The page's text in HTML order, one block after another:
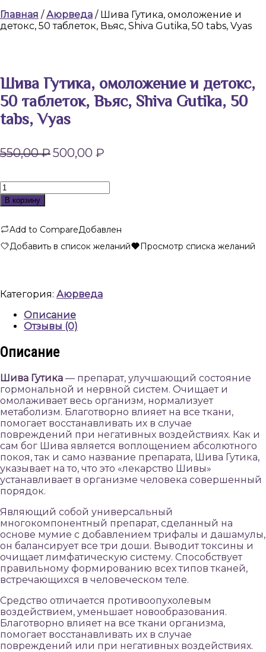
КНОПКА
ЗАКРЫТЬ
Главная /Аюрведа / Шива Гутика, омоложение и
детокс, 50 таблеток, Вьяс, Shiva Gutika, 50 tabs, Vyas
Шива Гутика, омоложение и детокс,
50 таблеток, Вьяс, Shiva Gutika, 50
tabs, Vyas
550,00₽ Первоначальная
цена
550,00 ₽.
500,00 ₽
Количество
товара
Шива
омоложение
и
детокс,
Вьяс,
Shiva
Gutika,
Vyas
В корзину
Add to CompareДобавлен
Добавить в список желаний
Просмотр списка желаний
Категория: Аюрведа
Описание
Отзывы (0)
Описание
Шива Гутика — препарат, улучшающий состояние
гормональной и нервной систем. Очищает и
омолаживает весь организм, нормализует
метаболизм. Благотворно влияет на все ткани,
помогает восстанавливать их в случае
повреждений при негативных воздействиях. Как и
сам бог Шива является воплощением абсолютного
покоя, так и само название препарата, Шива Гутика,
указывает на то, что это «лекарство Шивы»
устанавливает в организме человека совершенный
порядок.
Являющий собой универсальный
многокомпонентный препарат, сделанный на
основе мумие с добавлением трифалы и дашамулы,
он балансирует все три доши. Выводит токсины и
очищает лимфатическую систему. Способствует
правильному формированию всех типов тканей,
встречающихся в человеческом теле.
Средство отличается противоопухолевым
воздействием, уменьшает новообразования.
Благотворно влияет на все ткани организма,
помогает восстанавливать их в случае
повреждений или при негативных воздействиях.